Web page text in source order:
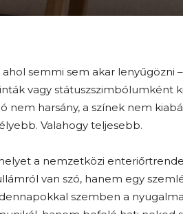
semmi sem akar lenyűgözni
vagy státuszszimbólumként
nem harsány, a színek nem
Valahogy teljesebb.
a nemzetközi
van szó, hanem egy
szemben a